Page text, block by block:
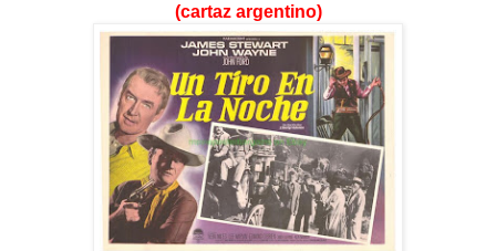
(cartaz argentino)